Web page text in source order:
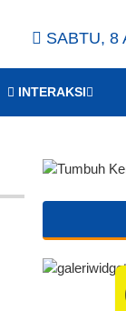
SABTU, 8
INTERAKSI